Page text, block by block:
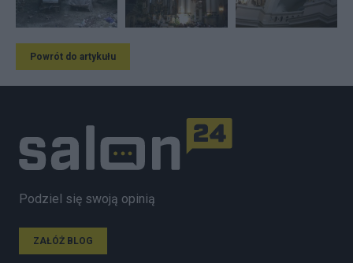
Powrót do artykułu
Podziel się swoją opinią
ZAŁÓŻ BLOG